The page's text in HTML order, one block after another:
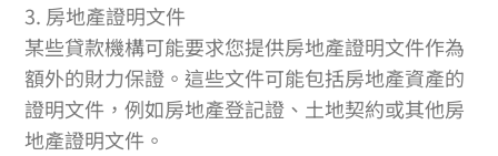
3. 房地產證明文件
某些貸款機構可能要求您提供房地產證明文件作為
額外的財力保證。這些文件可能包括房地產資產的
證明文件，例如房地產登記證、土地契約或其他房
地產證明文件。